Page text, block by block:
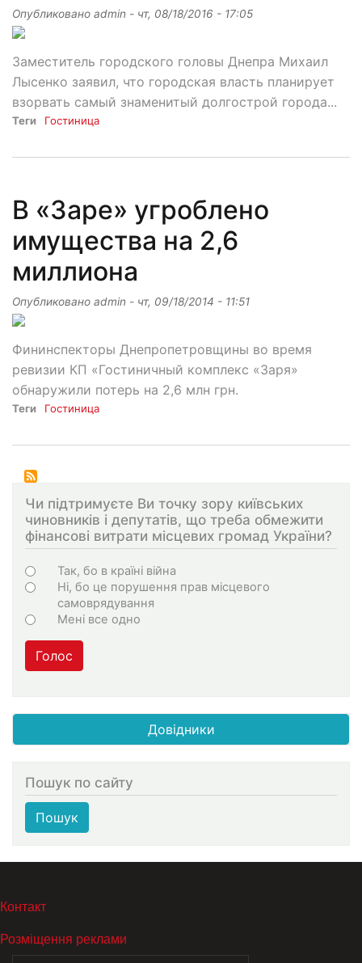
Опубликовано admin - чт, 08/18/2016 - 17:05
Заместитель городского головы Днепра Михаил
Лысенко заявил, что городская власть планирует
взорвать самый знаменитый долгострой города...
Теги Гостиница
В «Заре» угроблено
имущества на 2,6
миллиона
Опубликовано admin - чт, 09/18/2014 - 11:51
Фининспекторы Днепропетровщины во время
ревизии КП «Гостиничный комплекс «Заря»
обнаружили потерь на 2,6 млн грн.
Теги Гостиница
Чи підтримуєте Ви точку зору київських
чиновників і депутатів, що треба обмежити
фінансові витрати місцевих громад України?
Choices
Так, бо в країні війна
Ні, бо це порушення прав місцевого
самоврядування
Мені все одно
Голос
Довідники
Пошук по сайту
Пошук
МЕНЮ В ПОДВАЛЕ
Контакт
Розміщення реклами